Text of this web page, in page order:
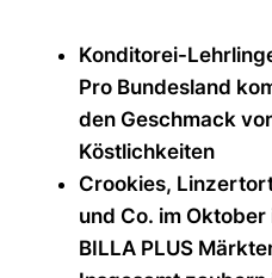
Konditorei-
Pro Bundesland
den Geschmack
Köstlichkeiten
Crookies,
und Co. im
BILLA PLUS